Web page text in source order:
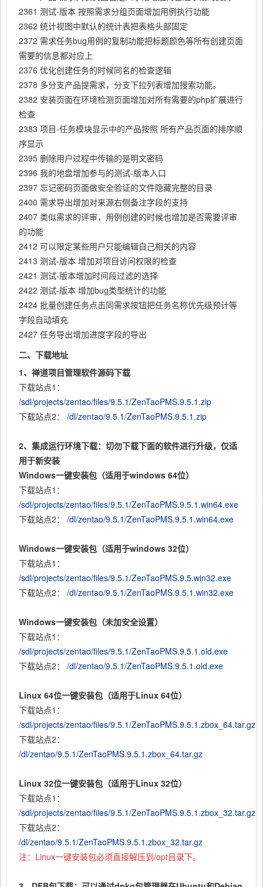
2361 测试-版本 按照需求分组页面增加用例执行功能
2362 统计视图中默认的统计表把表格头部固定
2372 需求任务bug用例的复制功能把标题颜色等所有创建页面
需要的信息都对应上
2376 优化创建任务的时候同名的检查逻辑
2378 多分支产品提需求，分支下拉列表增加搜索功能。
2382 安装页面在环境检测页面增加对所有需要的php扩展进行
检查
2383 项目-任务模块显示中的产品按照 所有产品页面的排序顺
序显示
2395 删除用户过程中传输的是明文密码
2396 我的地盘增加参与的测试-版本入口
2397 忘记密码页面做安全验证的文件隐藏完整的目录
2400 需求导出增加对来源右侧备注字段的支持
2407 类似需求的评审，用例创建的时候也增加是否需要评审
的功能
2412 可以限定某些用户只能编辑自己相关的内容
2413 测试-版本 增加对项目访问权限的检查
2421 测试-版本增加时间段过滤的选择
2422 测试-版本 增加bug类型统计的功能
2424 批量创建任务点击同需求按钮把任务名称优先级预计等
字段自动填充
2427 任务导出增加进度字段的导出
二、下载地址
1、禅道项目管理软件源码下载
下载站点1：
/sdl/projects/zentao/files/9.5.1/ZenTaoPMS.9.5.1.zip
下载站点2： /dl/zentao/9.5.1/ZenTaoPMS.9.5.1.zip
2、集成运行环境下载：切勿下载下面的软件进行升级，仅适
用于新安装
Windows一键安装包（适用于windows 64位）
下载站点1：
/sdl/projects/zentao/files/9.5.1/ZenTaoPMS.9.5.1.win64.exe
下载站点2： /dl/zentao/9.5.1/ZenTaoPMS.9.5.1.win64.exe
Windows一键安装包（适用于windows 32位）
下载站点1：
/sdl/projects/zentao/files/9.5.1/ZenTaoPMS.9.5.win32.exe
下载站点2： /dl/zentao/9.5.1/ZenTaoPMS.9.5.1.win32.exe
Windows一键安装包（未加安全设置）
下载站点1：
/sdl/projects/zentao/files/9.5.1/ZenTaoPMS.9.5.1.old.exe
下载站点2： /dl/zentao/9.5.1/ZenTaoPMS.9.5.1.old.exe
Linux 64位一键安装包（适用于Linux 64位）
下载站点1：
/sdl/projects/zentao/files/9.5.1/ZenTaoPMS.9.5.1.zbox_64.tar.gz
下载站点2：
/dl/zentao/9.5.1/ZenTaoPMS.9.5.1.zbox_64.tar.gz
Linux 32位一键安装包（适用于Linux 32位）
下载站点1：
/sdl/projects/zentao/files/9.5.1/ZenTaoPMS.9.5.1.zbox_32.tar.gz
下载站点2：
/dl/zentao/9.5.1/ZenTaoPMS.9.5.1.zbox_32.tar.gz
注：Linux一键安装包必须直接解压到/opt目录下。